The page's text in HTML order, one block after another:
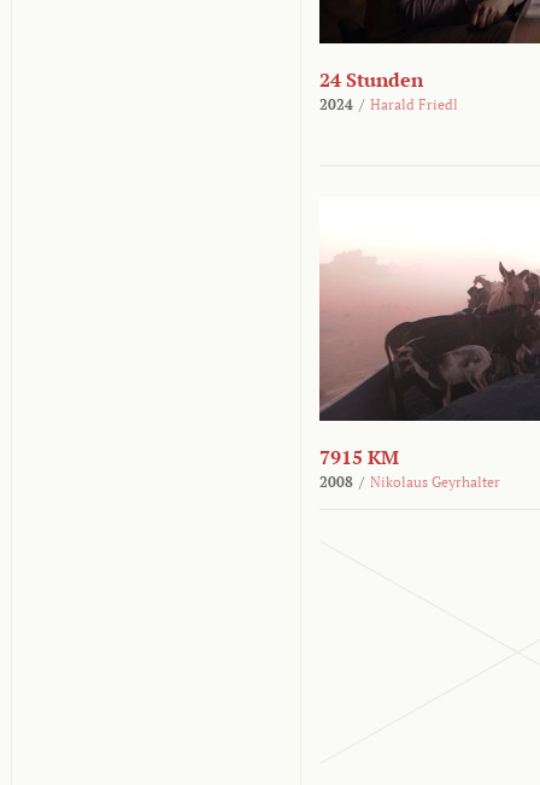
24 Stunden
2024 / Harald Friedl
7915 KM
2008 / Nikolaus Geyrhalter